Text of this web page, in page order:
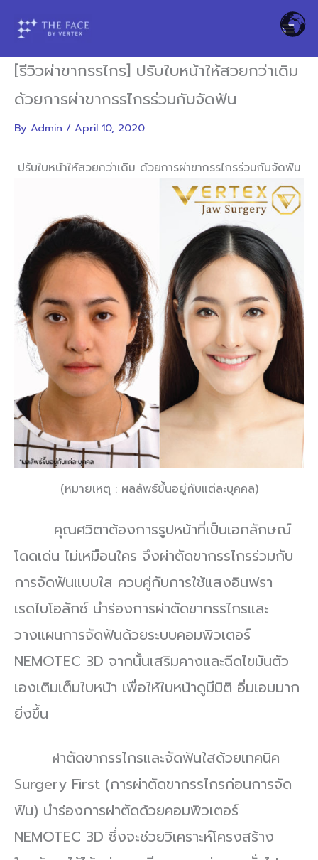
[รีวิวผ่าขากรรไกร] ปรับใบหน้าให้สวยกว่าเดิม
ด้วยการผ่าขากรรไกรร่วมกับจัดฟัน
By Admin / April 10, 2020
ปรับใบหน้าให้สวยกว่าเดิม ด้วยการผ่าขากรรไกรร่วมกับจัดฟัน
(หมายเหตุ : ผลลัพธ์ขึ้นอยู่กับแต่ละบุคคล)
คุณศวิตาต้องการรูปหน้าที่เป็นเอกลักษณ์
โดดเด่น ไม่เหมือนใคร จึงผ่าตัดขากรรไกรร่วมกับ
การจัดฟันแบบใส ควบคู่กับการใช้แสงอินฟรา
เรดไบโอลักซ์ นำร่องการผ่าตัดขากรรไกรและ
วางแผนการจัดฟันด้วยระบบคอมพิวเตอร์
NEMOTEC 3D จากนั้นเสริมคางและฉีดไขมันตัว
เองเติมเต็มใบหน้า เพื่อให้ใบหน้าดูมีมิติ อิ่มเอมมาก
ยิ่งขึ้น
ผ่าตัดขากรรไกรและจัดฟันใสด้วยเทคนิค
Surgery First (การผ่าตัดขากรรไกรก่อนการจัด
ฟัน) นำร่องการผ่าตัดด้วยคอมพิวเตอร์
NEMOTEC 3D ซึ่งจะช่วยวิเคราะห์โครงสร้าง